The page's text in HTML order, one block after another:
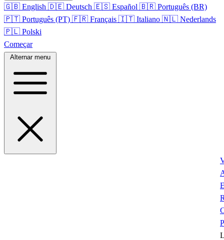
🇬🇧 English 🇩🇪 Deutsch 🇪🇸 Español 🇧🇷 Português (BR)
🇵🇹 Português (PT) 🇫🇷 Français 🇮🇹 Italiano 🇳🇱 Nederlands
🇵🇱 Polski
Começar
Alternar menu